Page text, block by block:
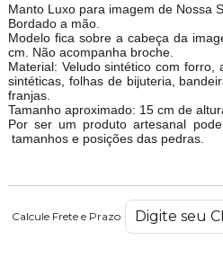
Manto Luxo para imagem de Nossa
Bordado a mão.
Modelo fica sobre a cabeça da
cm. Não acompanha broche.
Material: Veludo sintético com forro,
sintéticas, folhas de bijuteria,
franjas.
Tamanho aproximado: 15 cm de
Por ser um produto artesanal
tamanhos e posições das pedras.
Calcule Frete e Prazo